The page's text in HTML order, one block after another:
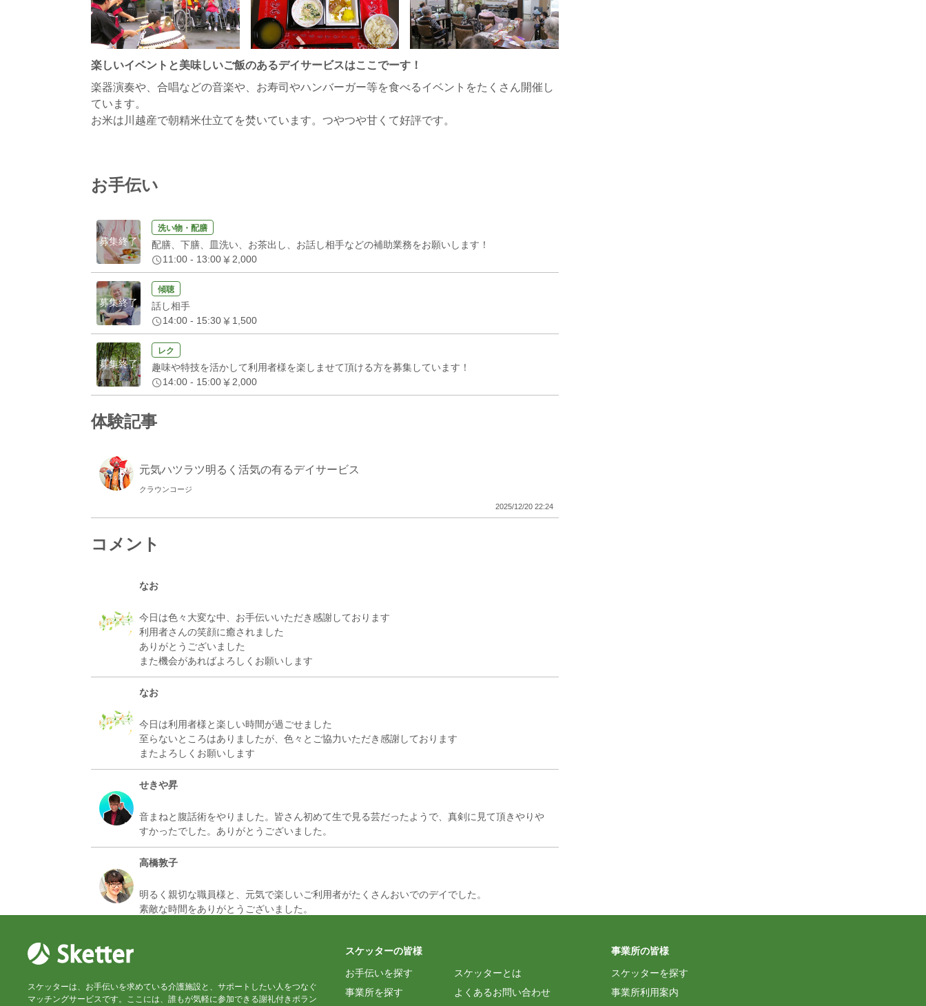
楽しいイベントと美味しいご飯のあるデイサービスはここでーす！
楽器演奏や、合唱などの音楽や、お寿司やハンバーガー等を食べるイベントをたくさん開催し
ています。
お米は川越産で朝精米仕立てを焚いています。つやつや甘くて好評です。
お手伝い
募集終了
洗い物・配膳
配膳、下膳、皿洗い、お茶出し、お話し相手などの補助業務をお願いします！
11:00 - 13:00
2,000
募集終了
傾聴
話し相手
14:00 - 15:30
1,500
募集終了
レク
趣味や特技を活かして利用者様を楽しませて頂ける方を募集しています！
14:00 - 15:00
2,000
体験記事
元気ハツラツ明るく活気の有るデイサービス
クラウンコージ
2025/12/20 22:24
コメント
なお
今日は色々大変な中、お手伝いいただき感謝しております
利用者さんの笑顔に癒されました
ありがとうございました
なお
今日は利用者様と楽しい時間が過ごせました
至らないところはありましたが、色々とご協力いただき感謝しております
せきや昇
音まねと腹話術をやりました。皆さん初めて生で見る芸だったようで、真剣に見て頂きやりや
高橋敦子
明るく親切な職員様と、元気で楽しいご利用者がたくさんおいでのデイでした。
スケッターは、お手伝いを求めている介護施設と、サポートしたい人をつなぐ
マッチングサービスです。ここには、誰もが気軽に参加できる謝礼付きボラン
スケッターの皆様
お手伝いを探す
事業所を探す
スケッターとは
よくあるお問い合わせ
事業所の皆様
スケッターを探す
事業所利用案内